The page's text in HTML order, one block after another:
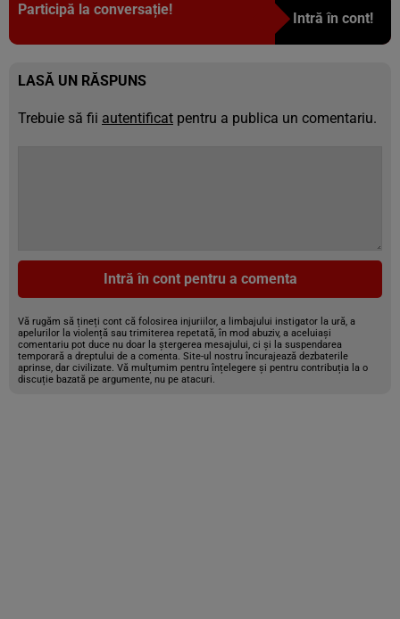
Participă la conversație!
Intră în cont!
LASĂ UN RĂSPUNS
Trebuie să fii autentificat pentru a publica un comentariu.
Intră în cont pentru a comenta
Vă rugăm să țineți cont că folosirea injuriilor, a limbajului instigator la ură, a
apelurilor la violență sau trimiterea repetată, în mod abuziv, a aceluiași
comentariu pot duce nu doar la ștergerea mesajului, ci și la suspendarea
temporară a dreptului de a comenta. Site-ul nostru încurajează dezbaterile
aprinse, dar civilizate. Vă mulțumim pentru înțelegere și pentru contribuția la o
discuție bazată pe argumente, nu pe atacuri.